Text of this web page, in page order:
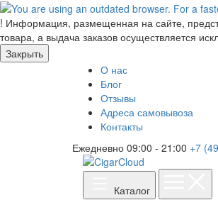
! Информация, размещенная на сайте,
товара, а выдача заказов осуществляется
Закрыть
О нас
Блог
Отзывы
Адреса самовывоза
Контакты
Ежедневно 09:00 - 21:00 +7
Каталог